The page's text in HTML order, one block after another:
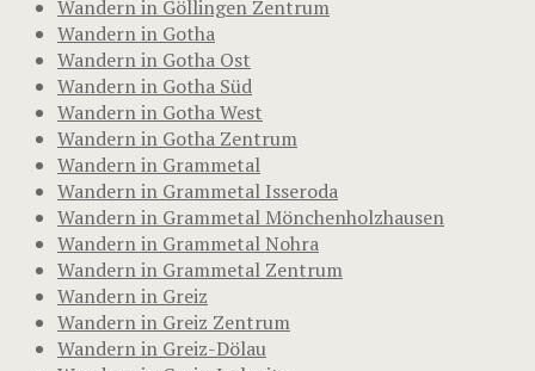
Wandern in Göllingen Zentrum
Wandern in Gotha
Wandern in Gotha Ost
Wandern in Gotha Süd
Wandern in Gotha West
Wandern in Gotha Zentrum
Wandern in Grammetal
Wandern in Grammetal Isseroda
Wandern in Grammetal Mönchenholzhausen
Wandern in Grammetal Nohra
Wandern in Grammetal Zentrum
Wandern in Greiz
Wandern in Greiz Zentrum
Wandern in Greiz-Dölau